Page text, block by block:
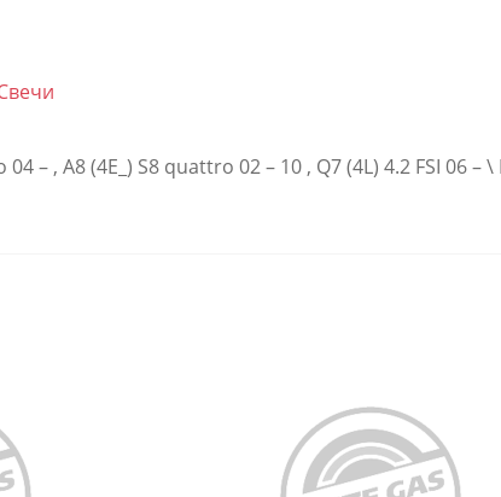
– , A8 (4E_) S8 quattro 02 – 10 , Q7 (4L) 4.2 FSI 06 –